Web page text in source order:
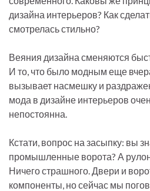
дизайна интерьеров? Как
смотрелась стильно?
Веяния дизайна сменяются
И то, что было модным еще
вызывает насмешку и
мода в дизайне интерьеров
непостоянна.
Кстати, вопрос на засыпку: вы
промышленные ворота? А
Ничего страшного. Двери и
компоненты, но сейчас мы